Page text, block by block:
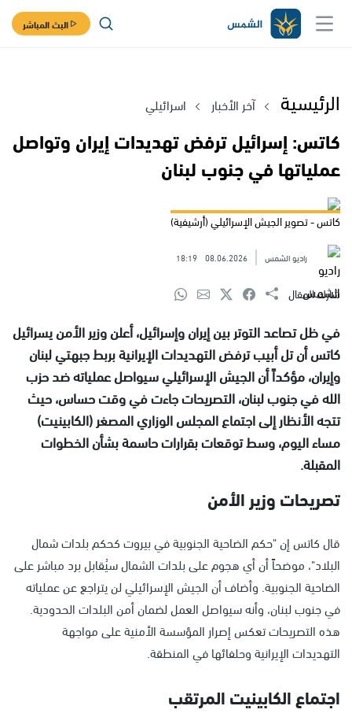
البث المباشر
الرئيسية آخر الأخبار اسرائيلي
كاتس: إسرائيل ترفض تهديدات إيران وتواصل
عملياتها في جنوب لبنان
كاتس - تصوير الجيش الإسرائيلي (أرشيفية)
راديو الشمس 08.06.2026
18:19
شارك المقال
في ظل تصاعد التوتر بين إيران وإسرائيل، أعلن وزير الأمن يسرائيل
كاتس أن تل أبيب ترفض التهديدات الإيرانية بربط جبهتي لبنان
وإيران، مؤكداً أن الجيش الإسرائيلي سيواصل عملياته ضد حزب
الله في جنوب لبنان، التصريحات جاءت في وقت حساس، حيث
تتجه الأنظار إلى اجتماع المجلس الوزاري المصغر (الكابينيت)
مساء اليوم، وسط توقعات بقرارات حاسمة بشأن الخطوات
المقبلة.
تصريحات وزير الأمن
قال كاتس إن "حكم الضاحية الجنوبية في بيروت كحكم بلدات شمال
البلاد"، موضحاً أن أي هجوم على بلدات الشمال سيُقابل برد مباشر على
الضاحية الجنوبية. وأضاف أن الجيش الإسرائيلي لن يتراجع عن عملياته
في جنوب لبنان، وأنه سيواصل العمل لضمان أمن البلدات الحدودية.
هذه التصريحات تعكس إصرار المؤسسة الأمنية على مواجهة
التهديدات الإيرانية وحلفائها في المنطقة.
اجتماع الكابينيت المرتقب